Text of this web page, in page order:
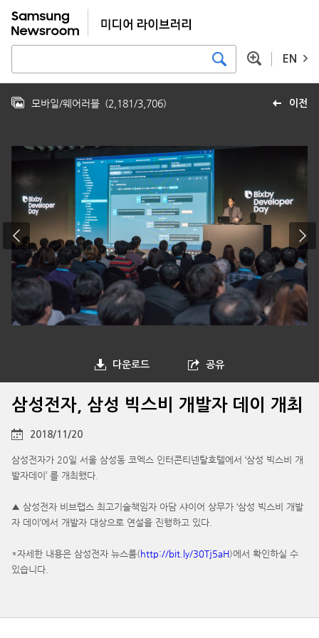
EN
이전
모바일/웨어러블 (2,181/3,706)
다운로드 공유
삼성전자, 삼성 빅스비 개발자 데이 개최
2018/11/20
삼성전자가 20일 서울 삼성동 코엑스 인터콘티넨탈호텔에서 ‘삼성 빅스비 개
발자데이’ 를 개최했다.
▲ 삼성전자 비브랩스 최고기술책임자 아담 샤이어 상무가 ‘삼성 빅스비 개발
자 데이’에서 개발자 대상으로 연설을 진행하고 있다.
*자세한 내용은 삼성전자 뉴스룸(http://bit.ly/30Tj5aH)에서 확인하실 수
있습니다.